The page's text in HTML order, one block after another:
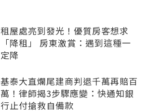
租屋處亮到發光！優質房客想求
「降租」 房東激賞：遇到這種一
定降
基泰大直爛尾建商判退千萬再賠百
萬！律師揭3步驟應變：快通知銀
行止付搶救自備款